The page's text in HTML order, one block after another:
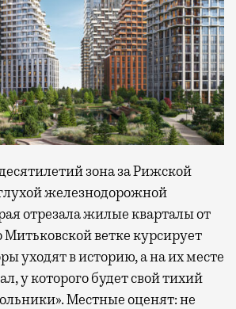
зона за Рижской
железнодорожной
отрезала жилые кварталы от
Митьковской ветке курсирует
уходят в историю, а на их месте
у которого будет свой тихий
Местные оценят: не